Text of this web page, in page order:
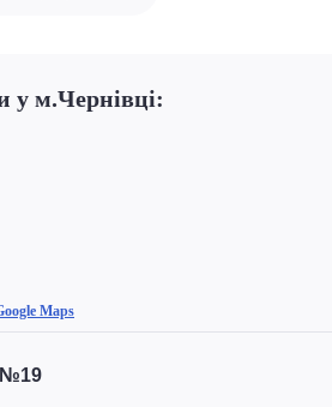
у м.Чернівці:
Maps
№19